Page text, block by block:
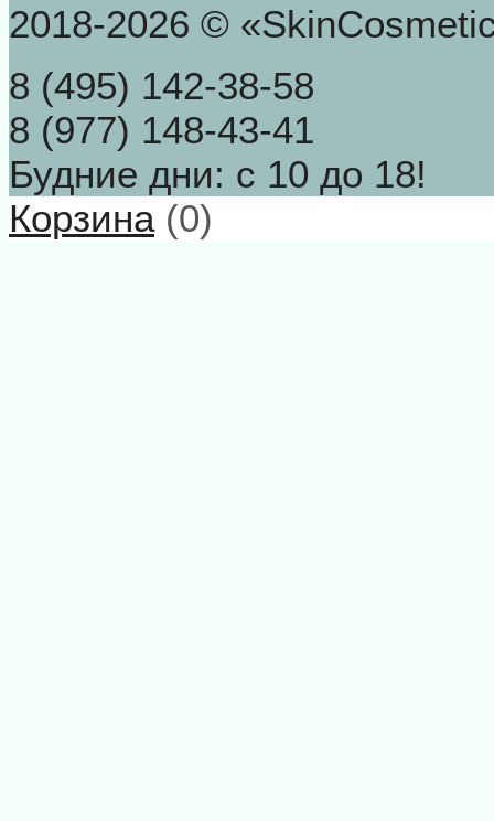
2018-2026 ©
8 (495) 142-38-58
8 (977) 148-43-41
Будние дни: с 10 до 18!
Корзина(0)